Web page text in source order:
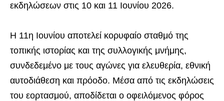
εκδηλώσεων στις 10 και 11 Ιουνίου 2026.
Η 11η Ιουνίου αποτελεί κορυφαίο σταθμό της
τοπικής ιστορίας και της συλλογικής μνήμης,
συνδεδεμένο με τους αγώνες για ελευθερία, εθνική
αυτοδιάθεση και πρόοδο. Μέσα από τις εκδηλώσεις
του εορτασμού, αποδίδεται ο οφειλόμενος φόρος